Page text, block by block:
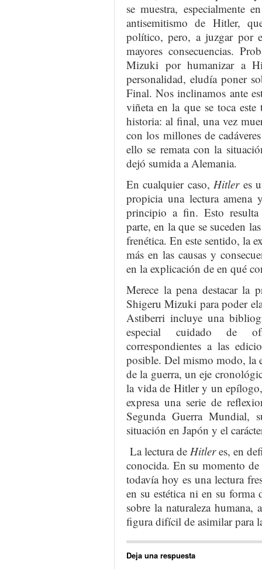
se muestra, especialmente
antisemitismo de Hitler,
político, pero, a juzgar por
mayores consecuencias.
Mizuki por humanizar a
personalidad, eludía poner
Final. Nos inclinamos ante
viñeta en la que se toca
historia: al final, una vez
con los millones de
ello se remata con la
dejó sumida a Alemania.
En cualquier caso,Hitleres
propicia una lectura
principio a fin. Esto resulta
parte, en la que se suceden
frenética. En este sentido, la
más en las causas y
en la explicación de en qué
Merece la pena destacar la
Shigeru Mizuki para poder
Astiberri incluye una
especial cuidado de
correspondientes a las
posible. Del mismo modo, la
de la guerra, un eje
la vida de Hitler y un
expresa una serie de
Segunda Guerra Mundial,
situación en Japón y el
La lectura de Hitleres, en
conocida. En su momento
todavía hoy es una lectura
en su estética ni en su
sobre la naturaleza
figura difícil de asimilar para
Deja una respuesta